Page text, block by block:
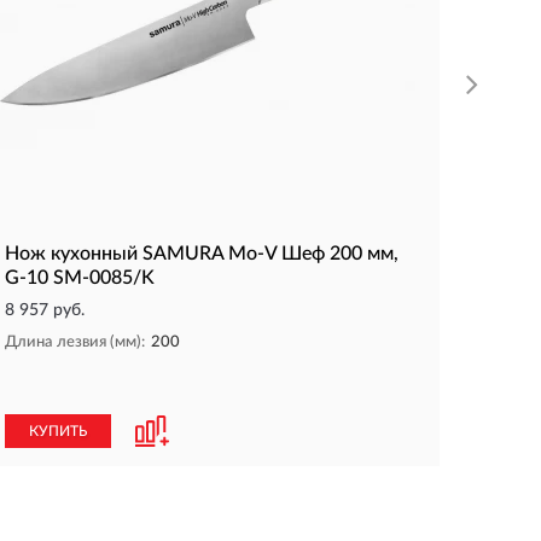
Нож кухонный SAMURA Mo-V Шеф 200 мм,
G-10 SM-0085/K
8 957 руб.
Длина лезвия (мм): 200
КУПИТЬ